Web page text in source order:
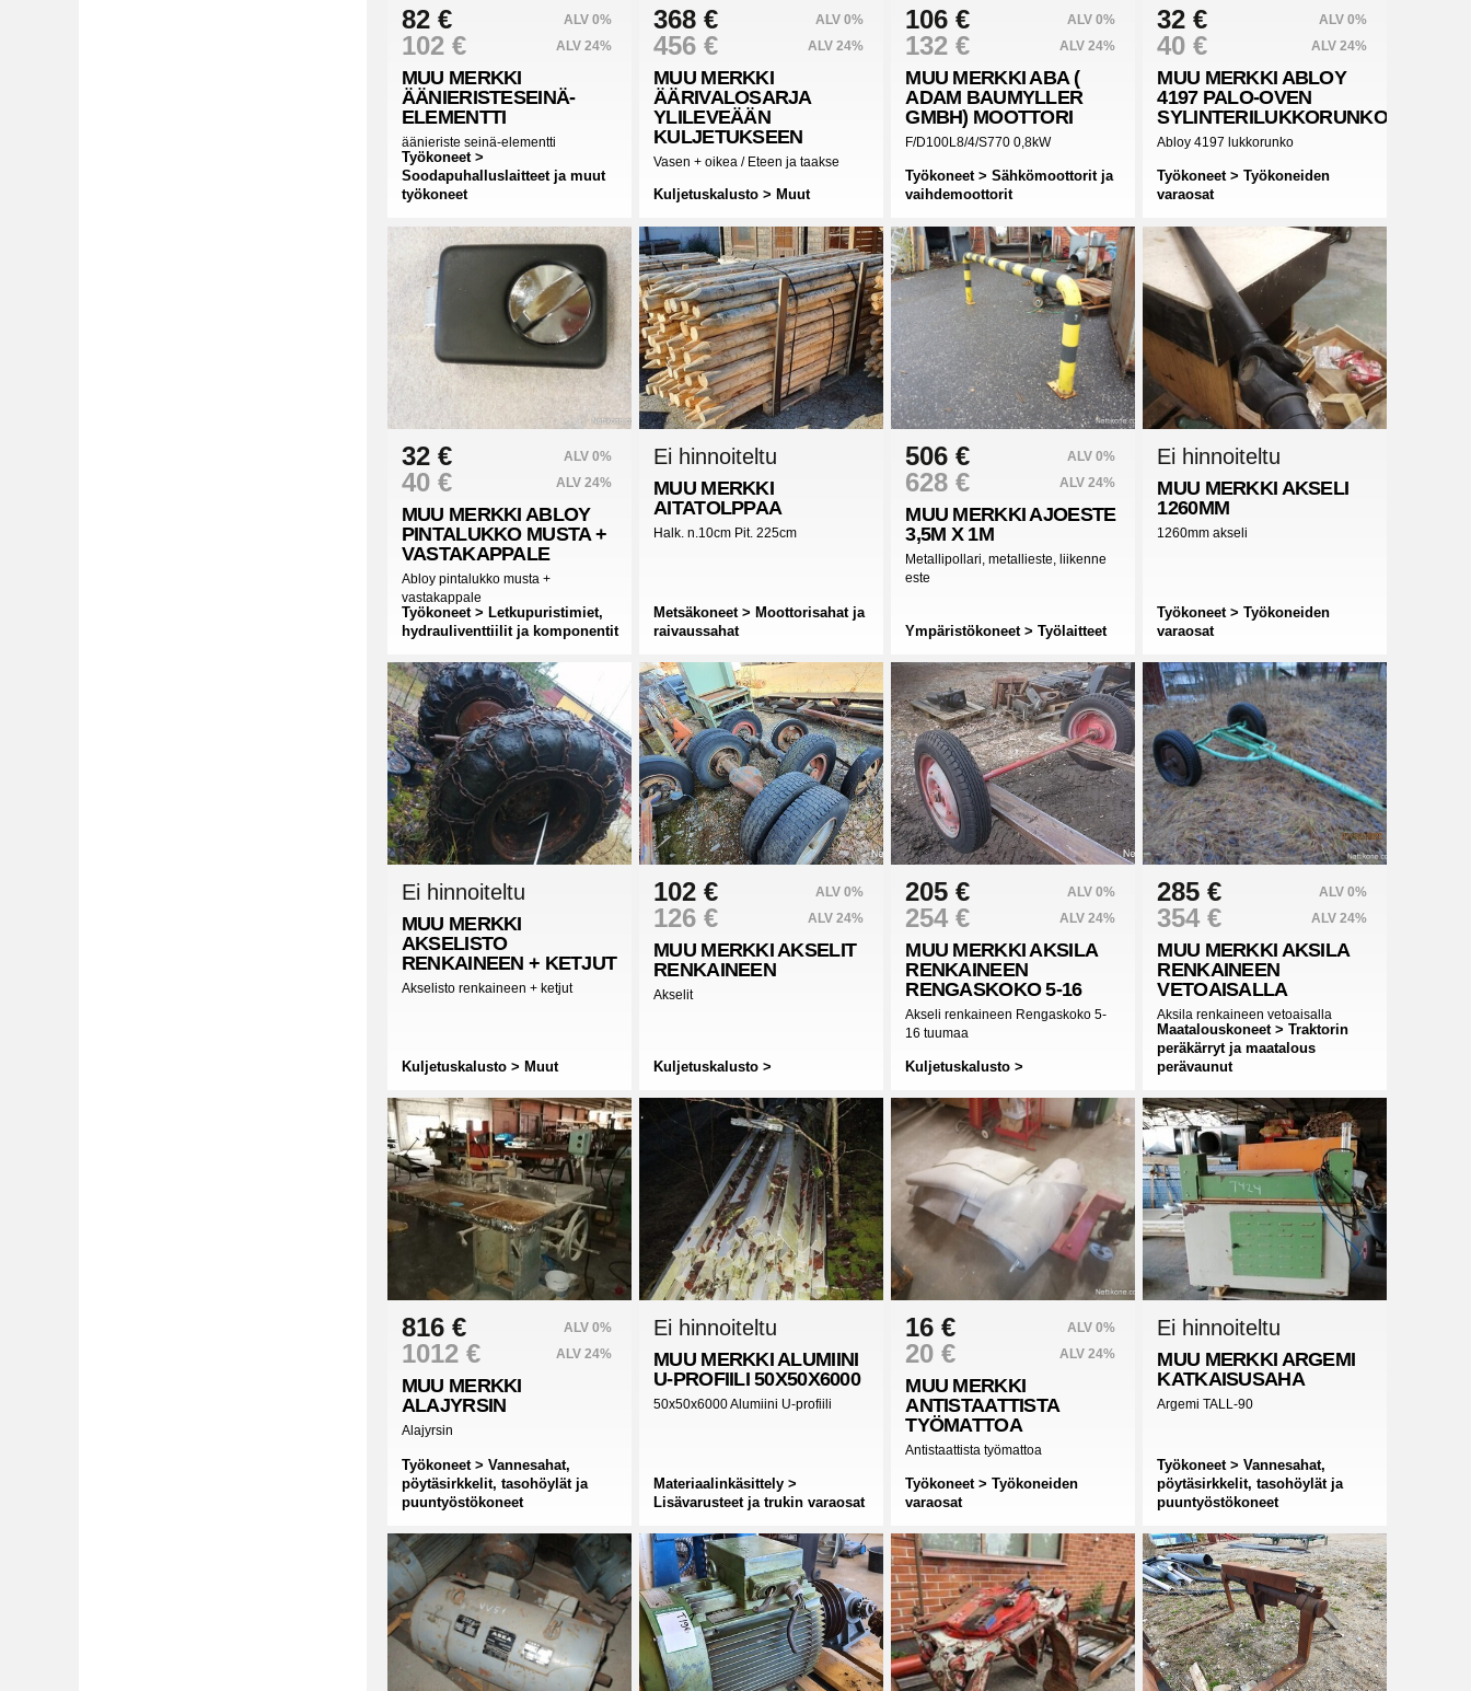
82 € ALV 0%
102 € ALV 24%
MUU MERKKI
ÄÄNIERISTESEINÄ-
ELEMENTTI
äänieriste seinä-elementti
Työkoneet >
Soodapuhalluslaitteet ja muut
työkoneet
368 € ALV 0%
456 € ALV 24%
MUU MERKKI
ÄÄRIVALOSARJA
YLILEVEÄÄN
KULJETUKSEEN
Vasen + oikea / Eteen ja taakse
Kuljetuskalusto > Muut
106 € ALV 0%
132 € ALV 24%
MUU MERKKIABA (
ADAM BAUMYLLER
GMBH) MOOTTORI
F/D100L8/4/S770 0,8kW
Työkoneet > Sähkömoottorit ja
vaihdemoottorit
32 € ALV 0%
40 € ALV 24%
MUU MERKKI ABLOY
4197 PALO-OVEN
SYLINTERILUKKORUNKO
Abloy 4197 lukkorunko
Työkoneet > Työkoneiden
varaosat
32 € ALV 0%
40 € ALV 24%
MUU MERKKI ABLOY
PINTALUKKO MUSTA +
VASTAKAPPALE
Abloy pintalukko musta +
vastakappale
Työkoneet > Letkupuristimiet,
hydrauliventtiilit ja komponentit
Ei hinnoiteltu
MUU MERKKI
AITATOLPPAA
Halk. n.10cm Pit. 225cm
Metsäkoneet > Moottorisahat ja
raivaussahat
506 € ALV 0%
628 € ALV 24%
MUU MERKKI AJOESTE
3,5M X 1M
Metallipollari, metallieste, liikenne
este
Ympäristökoneet > Työlaitteet
Ei hinnoiteltu
MUU MERKKI AKSELI
1260MM
1260mm akseli
Työkoneet > Työkoneiden
varaosat
Ei hinnoiteltu
MUU MERKKI
AKSELISTO
RENKAINEEN + KETJUT
Akselisto renkaineen + ketjut
Kuljetuskalusto > Muut
102 € ALV 0%
126 € ALV 24%
MUU MERKKI AKSELIT
RENKAINEEN
Akselit
Kuljetuskalusto >
205 € ALV 0%
254 € ALV 24%
MUU MERKKI AKSILA
RENKAINEEN
RENGASKOKO 5-16
Akseli renkaineen Rengaskoko 5-
16 tuumaa
Kuljetuskalusto >
285 € ALV 0%
354 € ALV 24%
MUU MERKKI AKSILA
RENKAINEEN
VETOAISALLA
Aksila renkaineen vetoaisalla
Maatalouskoneet > Traktorin
peräkärryt ja maatalous
perävaunut
816 € ALV 0%
1012 € ALV 24%
MUU MERKKI
ALAJYRSIN
Alajyrsin
Työkoneet > Vannesahat,
pöytäsirkkelit, tasohöylät ja
puuntyöstökoneet
Ei hinnoiteltu
MUU MERKKI ALUMIINI
U-PROFIILI 50X50X6000
50x50x6000 Alumiini U-profiili
Materiaalinkäsittely >
Lisävarusteet ja trukin varaosat
16 € ALV 0%
20 € ALV 24%
MUU MERKKI
ANTISTAATTISTA
TYÖMATTOA
Antistaattista työmattoa
Työkoneet > Työkoneiden
varaosat
Ei hinnoiteltu
MUU MERKKI ARGEMI
KATKAISUSAHA
Argemi TALL-90
Työkoneet > Vannesahat,
pöytäsirkkelit, tasohöylät ja
puuntyöstökoneet